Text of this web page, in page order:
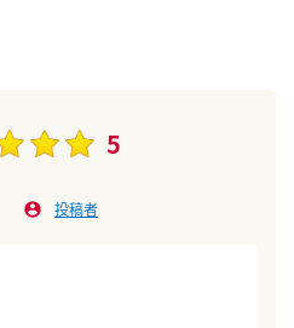
5
投稿者